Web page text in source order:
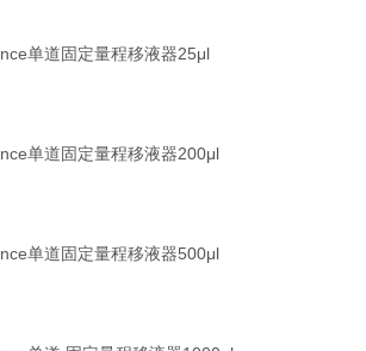
单道固定量程移液器25μl
单道固定量程移液器200μl
单道固定量程移液器500μl